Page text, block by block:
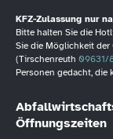
KFZ-Zulassung nur
Bitte halten Sie die
Sie die Möglichkeit der
(Tirschenreuth 09631/
Personen gedacht, die
Öffnungszeiten